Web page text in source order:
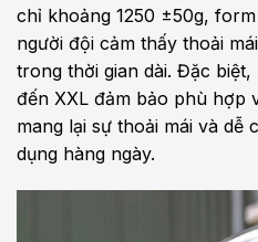
chỉ khoảng 1250 ±50g,
người đội cảm thấy thoải
trong thời gian dài. Đặc
đến XXL đảm bảo phù hợp
mang lại sự thoải mái và dễ
dụng hàng ngày.